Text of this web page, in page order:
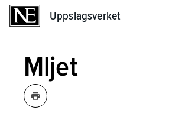
Uppslagsverket
Mljet